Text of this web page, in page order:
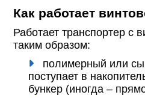
Как работает
Работает транспортер с
таким образом:
полимерный или
поступает в
бункер (иногда –